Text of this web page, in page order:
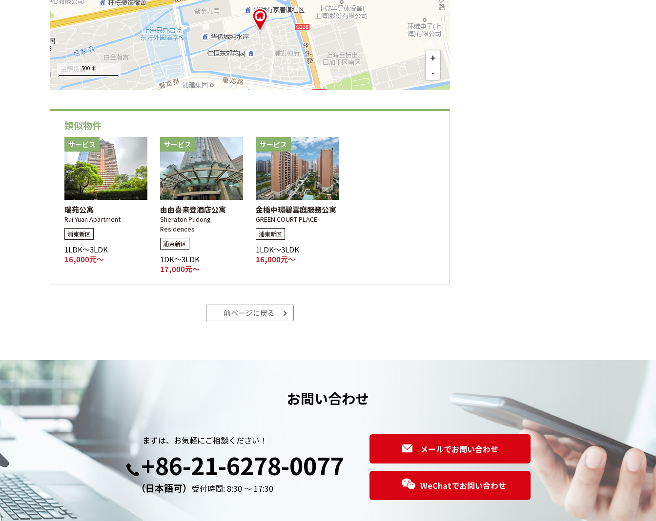
500 米
+
-
類似物件
サービス
瑞苑公寓
Rui Yuan Apartment
浦東新区
1LDK～3LDK
16,000元～
サービス
由由喜来登酒店公寓
Sheraton Pudong
Residences
浦東新区
1DK～3LDK
17,000元～
サービス
金橋中環碧雲庭服務公寓
GREEN COURT PLACE
浦東新区
1LDK～3LDK
16,000元～
前ページに戻る
お問い合わせ
まずは、お気軽にご相談ください！
+86-21-6278-0077
（日本語可） 受付時間: 8:30 ～ 17:30
メールでお問い合わせ
WeChatでお問い合わせ